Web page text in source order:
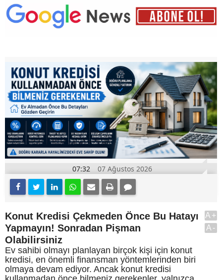
07:32 07 Ağustos 2026
Konut Kredisi Çekmeden Önce Bu Hatayı
Yapmayın! Sonradan Pişman
Olabilirsiniz
Ev sahibi olmayı planlayan birçok kişi için konut
kredisi, en önemli finansman yöntemlerinden biri
olmaya devam ediyor. Ancak konut kredisi
A+
A-